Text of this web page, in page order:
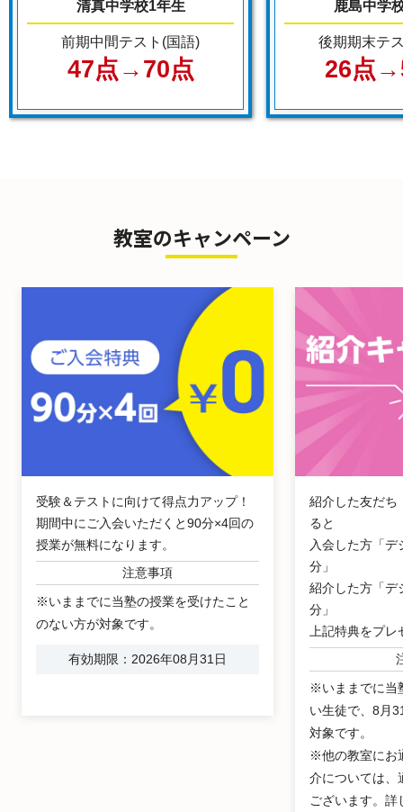
清真中学校1年生
前期中間テスト(国語)
47点→70点
鹿島中学
後期期末テ
26点
教室のキャンペーン
受験＆テストに向けて得点力アップ！
期間中にご入会いただくと90分×4回の
授業が無料になります。
注意事項
※いままでに当塾の授業を受けたこと
のない方が対象です。
有効期限：2026年08月31日
紹介した友だち
ると
入会した方「
分」
紹介した方「デ
分」
上記特典をプ
※いままでに当
い生徒で、8月
対象です。
※他の教室にお
介については、
ございます。詳